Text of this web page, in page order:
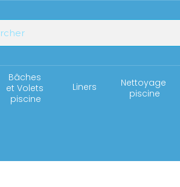
Bâches
et Volets
piscine
Liners
Nettoyage
piscine